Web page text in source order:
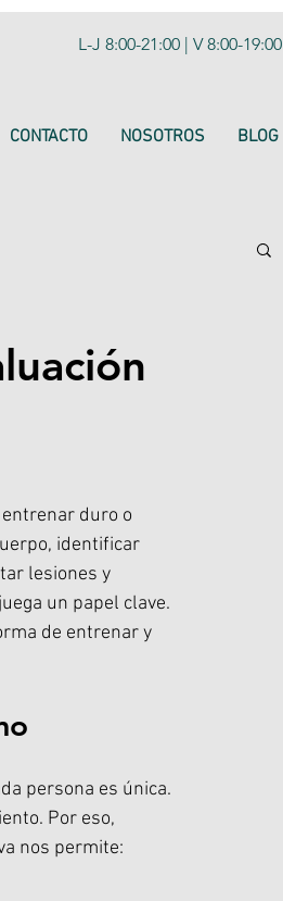
L-J 8:00-21:00 | V 8:00-19:00
CONTACTO NOSOTROS BLOG
duro o
identificar
lesiones y
juega un papel clave.
de entrenar y
persona es única.
Por eso,
nos permite: